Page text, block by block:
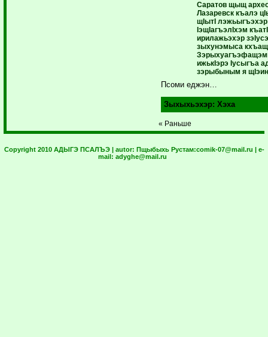
Саратов щыщ
Лазаревск къалэ
щIытI лэжьыгъэхэр
IэщIагъэлIхэм
ирилажьэхэр
зыхунэмыса
ижькIэрэ
зэрыбыным я
Псоми еджэн…
Зыхыхьэхэр: Хэха
« Раньше
Copyright 2010 АДЫГЭ ПСАЛЪЭ | autor: Пщыбыхь Рустам:comik-07@mail.ru | e-
mail: adyghe@mail.ru